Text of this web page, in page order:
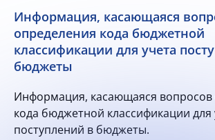
Информация, касающаяся
определения кода бюджетной
классификации для учета
бюджеты
Информация, касающаяся вопросов
кода бюджетной классификации для
поступлений в бюджеты.